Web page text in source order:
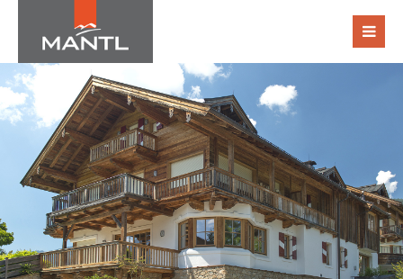
Login
Benutzername
Passwort